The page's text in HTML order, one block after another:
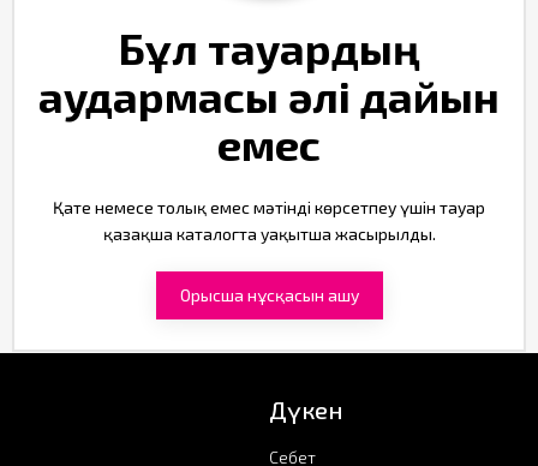
Бұл тауардың
аудармасы әлі дайын
емес
Қате немесе толық емес мәтінді көрсетпеу үшін тауар
қазақша каталогта уақытша жасырылды.
Орысша нұсқасын ашу
Дүкен
Себет